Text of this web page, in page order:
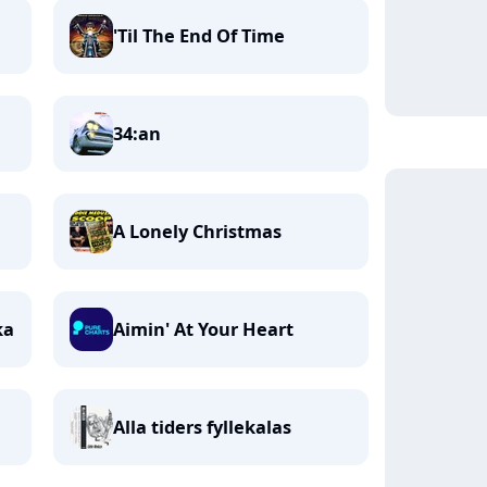
'Til The End Of Time
34:an
A Lonely Christmas
Aimin' At Your Heart
Alla tiders fyllekalas